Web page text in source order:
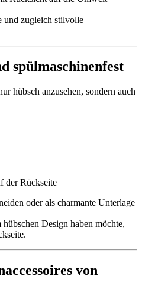
und zugleich stilvolle
spülmaschinenfest
hübsch anzusehen, sondern auch
der Rückseite
oder als charmante Unterlage
Design haben möchte,
von